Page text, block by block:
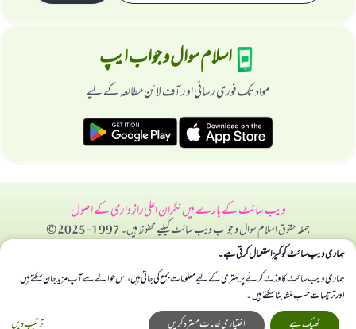
اسلام سوال و جواب ایپ
مواد تک فوری رسائی اور آف لائن مطالعہ کے لیے
ویب سائٹ کے بارے میںنگران اعلیراز داری کے اصول
جملہ حقوق اسلام سوال و جواب ویب سائٹ کیلیے محفوظ ہیں۔ 1997-2025 ©
ہماری ویب سائٹ کوکیز استعمال کرتی ہے۔
ہماری ویب سائٹ کا وزٹ کرنے پر بہتری کے لیے معلومات جمع کی جاتی ہیں، اس حوالے سے آپ مزید جان سکتے ہیں
اور ترتیبات حسب منشا بنا سکتے ہیں۔
ترتیب دیں
اختیاری خدمات مسترد کریں ٹھیک ہے